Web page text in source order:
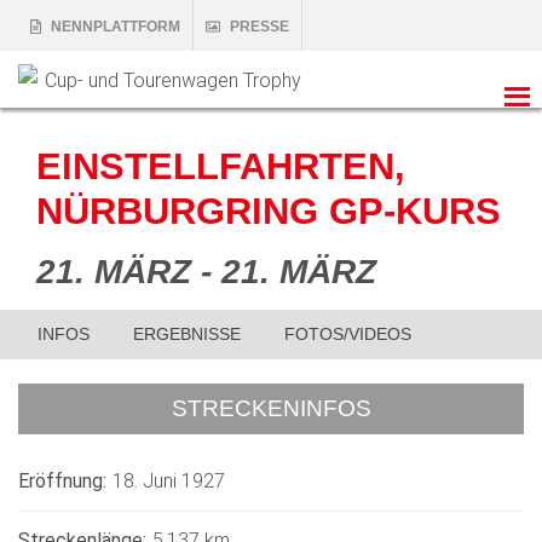
NENNPLATTFORM PRESSE
EINSTELLFAHRTEN,
NÜRBURGRING GP-KURS
21. MÄRZ - 21. MÄRZ
INFOS ERGEBNISSE FOTOS/VIDEOS
STRECKENINFOS
Eröffnung: 18. Juni 1927